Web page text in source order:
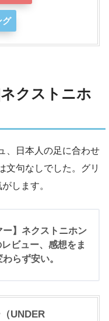
グ
クストニホ
、日本人の足に合わせ
文句なしでした。グリ
します。
ー】ネクストニホン
レビュー、感想をま
らず安い。
UNDER